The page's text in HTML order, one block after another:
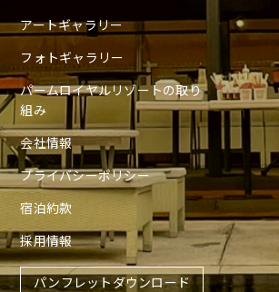
アートギャラリー
フォトギャラリー
パームロイヤルリゾートの取り
組み
会社情報
プライバシーポリシー
宿泊約款
採用情報
パンフレットダウンロード